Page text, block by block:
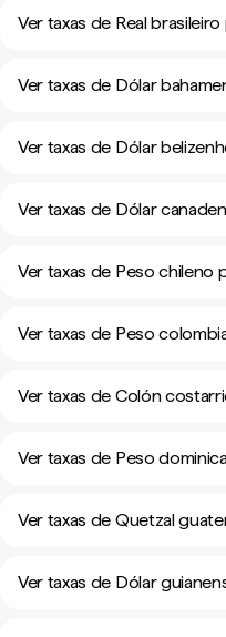
Ver taxas de Real
Ver taxas de Dólar
Ver taxas de Dólar
Ver taxas de Dólar
Ver taxas de Peso chileno
Ver taxas de Peso
Ver taxas de Colón
Ver taxas de Peso
Ver taxas de Quetzal
Ver taxas de Dólar